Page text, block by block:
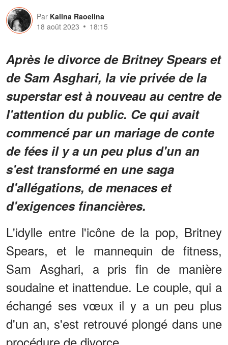
Par Kalina Raoelina
18 août 2023
18:15
Après le divorce de Britney Spears et
de Sam Asghari, la vie privée de la
superstar est à nouveau au centre de
l'attention du public. Ce qui avait
commencé par un mariage de conte
de fées il y a un peu plus d'un an
s'est transformé en une saga
d'allégations, de menaces et
d'exigences financières.
L'idylle entre l'icône de la pop, Britney
Spears, et le mannequin de fitness,
Sam Asghari, a pris fin de manière
soudaine et inattendue. Le couple, qui a
échangé ses vœux il y a un peu plus
d'un an, s'est retrouvé plongé dans une